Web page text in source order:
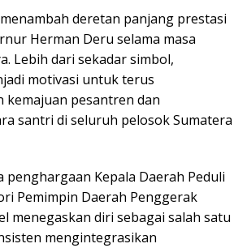
deretan panjang prestasi
Herman Deru selama masa
Lebih dari sekadar simbol,
motivasi untuk terus
kemajuan pesantren dan
santri di seluruh pelosok Sumatera
penghargaan Kepala Daerah Peduli
Pemimpin Daerah Penggerak
menegaskan diri sebagai salah satu
mengintegrasikan